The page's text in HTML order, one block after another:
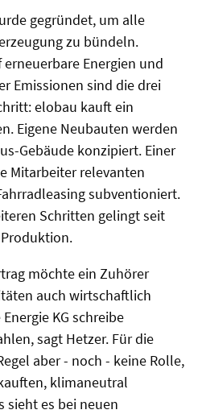
gegründet, um alle
zu bündeln.
Energien und
Emissionen sind die drei
elobau kauft ein
Eigene Neubauten werden
Gebäude konzipiert. Einer
Mitarbeiter relevanten
subventioniert.
Schritten gelingt seit
möchte ein Zuhörer
auch wirtschaftlich
KG schreibe
sagt Hetzer. Für die
aber - noch - keine Rolle,
klimaneutral
sieht es bei neuen